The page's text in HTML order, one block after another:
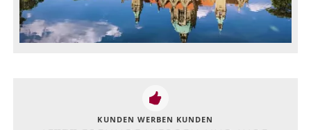
KUNDEN WERBEN KUNDEN